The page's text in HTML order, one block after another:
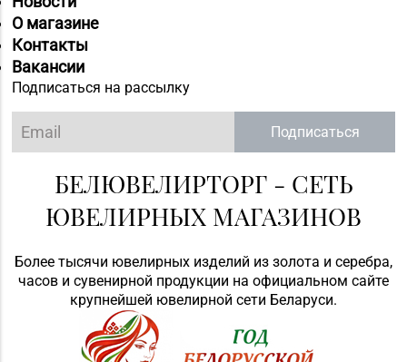
О магазине
Контакты
Вакансии
Подписаться на рассылку
Подписаться
БЕЛЮВЕЛИРТОРГ - СЕТЬ
ЮВЕЛИРНЫХ МАГАЗИНОВ
Более тысячи ювелирных изделий из золота и серебра,
часов и сувенирной продукции на официальном сайте
крупнейшей ювелирной сети Беларуси.